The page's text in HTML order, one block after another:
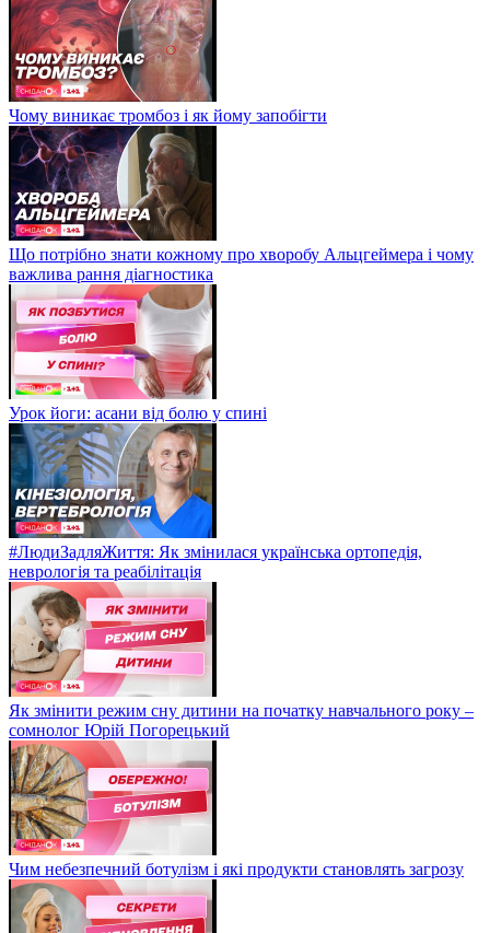
Чому виникає тромбоз і як йому запобігти
Що потрібно знати кожному про хворобу Альцгеймера і чому
важлива рання діагностика
Урок йоги: асани від болю у спині
#ЛюдиЗадляЖиття: Як змінилася українська ортопедія,
неврологія та реабілітація
Як змінити режим сну дитини на початку навчального року –
сомнолог Юрій Погорецький
Чим небезпечний ботулізм і які продукти становлять загрозу